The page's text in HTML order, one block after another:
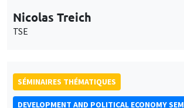
Nicolas Treich
TSE
SÉMINAIRES THÉMATIQUES
DEVELOPMENT AND POLITICAL ECONOMY